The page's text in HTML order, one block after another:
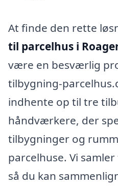
At finde den rette
til parcelhus i
være en besværlig
tilbygning-
indhente op til tre
håndværkere, der
tilbygninger og
parcelhuse. Vi
så du kan